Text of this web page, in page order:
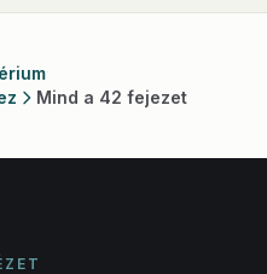
Mind a 42 fejezet